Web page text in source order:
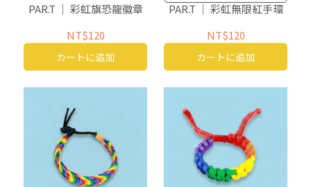
PAR.T ｜ 彩虹旗恐龍徽章
NT$120
カートに追加
楚表態
PAR.T ｜ 彩虹無限紅手環
NT$120
カートに追加